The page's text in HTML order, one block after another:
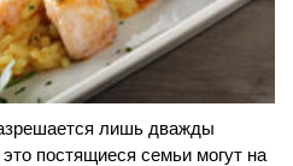
лишь дважды
постящиеся семьи могут на